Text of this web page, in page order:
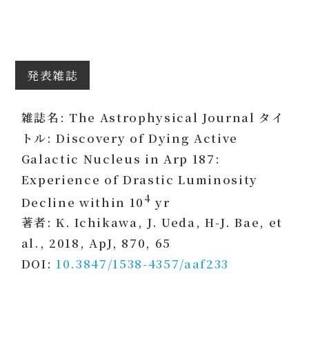
発表雑誌
雑誌名: The Astrophysical Journal タイ
トル: Discovery of Dying Active
Galactic Nucleus in Arp 187:
Experience of Drastic Luminosity
Decline within 10 4 yr
著者: K. Ichikawa, J. Ueda, H-J. Bae, et
al., 2018, ApJ, 870, 65
DOI: 10.3847/1538-4357/aaf233